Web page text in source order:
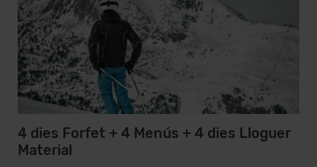
4 dies Forfet + 4 Menús + 4 dies Lloguer
Material